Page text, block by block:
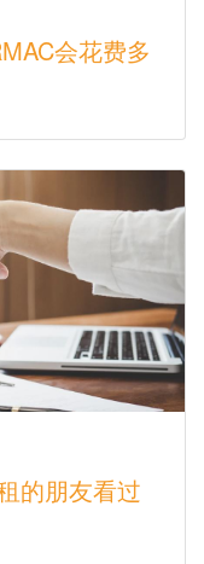
会花费多
的朋友看过